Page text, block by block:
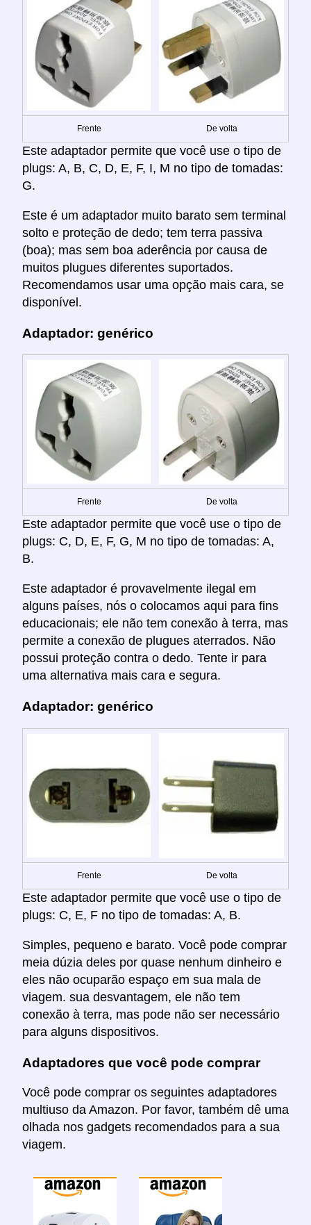
Frente De volta
Este adaptador permite que você use o tipo de
plugs: A, B, C, D, E, F, I, M no tipo de tomadas:
G.
Este é um adaptador muito barato sem terminal
solto e proteção de dedo; tem terra passiva
(boa); mas sem boa aderência por causa de
muitos plugues diferentes suportados.
Recomendamos usar uma opção mais cara, se
disponível.
Adaptador: genérico
Frente De volta
Este adaptador permite que você use o tipo de
plugs: C, D, E, F, G, M no tipo de tomadas: A,
B.
Este adaptador é provavelmente ilegal em
alguns países, nós o colocamos aqui para fins
educacionais; ele não tem conexão à terra, mas
permite a conexão de plugues aterrados. Não
possui proteção contra o dedo. Tente ir para
uma alternativa mais cara e segura.
Adaptador: genérico
Frente De volta
Este adaptador permite que você use o tipo de
plugs: C, E, F no tipo de tomadas: A, B.
Simples, pequeno e barato. Você pode comprar
meia dúzia deles por quase nenhum dinheiro e
eles não ocuparão espaço em sua mala de
viagem. sua desvantagem, ele não tem
conexão à terra, mas pode não ser necessário
para alguns dispositivos.
Adaptadores que você pode comprar
Você pode comprar os seguintes adaptadores
multiuso da Amazon. Por favor, também dê uma
olhada nos gadgets recomendados para a sua
viagem.